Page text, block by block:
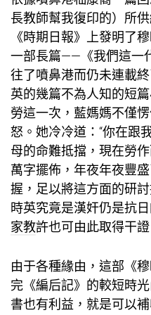
長教師幫我復印的）所
《時期日報》上發明了
一部長篇——《我們這一
往了噴鼻港而仍未連載
英的幾篇不為人知的短
勞這一次，藍媽媽不僅
怒。她冷冷道：“你在跟
母的命難抵擋，現在勞
萬字擺佈，年夜年夜豐
握，足以將這方面的研
時英究竟是漢奸仍是抗
家教許也可由此取得干證
由于各種緣由，這部《
完《編后記》的較短時
書也有利益，就是可以